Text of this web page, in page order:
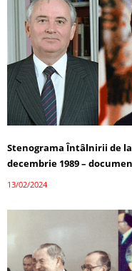
Stenograma Întâlnirii de
decembrie 1989 –
13/02/2024